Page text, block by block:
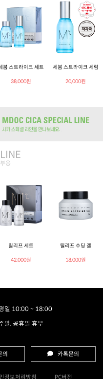
붐 스트라이크 세트
38,000원
세붐 스트라이크 세럼
20,000원
LINE
용
릴리프 세트
42,000원
릴리프 수딩 겔
18,000원
일 10:00 ~ 18:00
말, 공휴일 휴무
의 카톡문의
정보처리방침 PC버전